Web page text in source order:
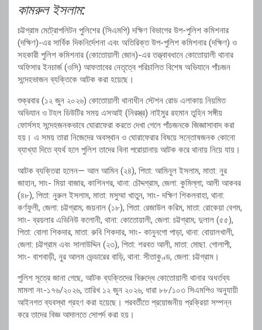
কামরুল ইসলাম:
চট্টগ্রাম মেট্রোপলিটন পুলিশের (সিএমপি) দক্ষিণ বিভাগের উপ-পুলিশ কমিশনার
(দক্ষিণ)-এর সার্বিক দিকনির্দেশনা এবং অতিরিক্ত উপ-পুলিশ কমিশনার (দক্ষিণ) ও
সহকারী পুলিশ কমিশনার (কোতোয়ালী জোন)-এর তত্ত্বাবধানে কোতোয়ালী থানার
অফিসার ইনচার্জ (ওসি) আফতাবের নেতৃত্বে পরিচালিত বিশেষ অভিযানে পাঁচজন
সন্দেহভাজন ব্যক্তিকে আটক করা হয়েছে।
শুক্রবার (১২ জুন ২০২৬) কোতোয়ালী থানাধীন স্টেশন রোড এলাকায় নিয়মিত
অভিযান ও টহল ডিউটির সময় এসআই (নিরস্ত্র) নাইমুর রহমান তুহিন সঙ্গীয়
ফোর্সসহ সন্দেহজনকভাবে ঘোরাফেরা করতে দেখা গেলে পাঁচজনকে জিজ্ঞাসাবাদ করা
হয়। এ সময় তারা নিজেদের অবস্থান ও ঘোরাফেরার বিষয়ে সন্তোষজনক কোনো
ব্যাখ্যা দিতে ব্যর্থ হলে পুলিশ তাদের বিনা পরোয়ানায় আটক করে থানায় নিয়ে যায়।
আটক ব্যক্তিরা হলেন— আল আমিন (২৪), পিতা: আমিনুল ইসলাম, মাতা: নুর
জাহান, সাং- মিয়া বাজার, কাশিনগর, থানা: চৌদ্দগ্রাম, জেলা: কুমিল্লা; আলী আকবর
(৪৮), পিতা: নুরুল ইসলাম, মাতা: মসুম্মা খাতুন, সাং- দক্ষিণ শিকলবাহা, থানা:
কর্ণফুলী, জেলা: চট্টগ্রাম; জয়নাল (১৮), পিতা: রেজাউল করিম, মাতা: রোকেয়া বেগম,
সাং- ব্রয়লার এভিনিউ কলোনী, থানা: কোতোয়ালী, জেলা: চট্টগ্রাম; দুলাল (৫৫),
পিতা: বোলা শিকদার, মাতা: রুবি শিকদার, সাং- কানুনগো পাড়া, থানা: বোয়ালখালী,
জেলা: চট্টগ্রাম এবং সালাউদ্দিন (২৩), পিতা: শরবত আলী, মাতা: মোছা. গোলাপী,
সাং- বাশবাড়ী, নুর আলম ভেন্ডারের বাড়ি, থানা: সীতাকুণ্ড, জেলা: চট্টগ্রাম।
পুলিশ সূত্রে জানা গেছে, আটক ব্যক্তিদের বিরুদ্ধে কোতোয়ালী থানার অধর্তব্য
মামলা নং-১৭৬/২০২৬, তারিখ ১২ জুন ২০২৬, ধারা ৮৮/১০৩ সিএমপিও অনুযায়ী
আইনগত ব্যবস্থা গ্রহণ করা হয়েছে। পরবর্তীতে প্রয়োজনীয় প্রক্রিয়া সম্পন্ন
করে তাদের বিজ্ঞ আদালতে সোপর্দ করা হয়।